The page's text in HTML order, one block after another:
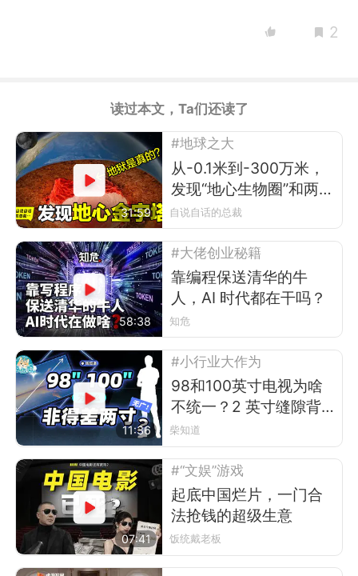
2
读过本文，Ta们还读了
31:59
#地球之大
从-0.1米到-300万米，
发现“地心生物圈”和两
座“地心金字塔”
自说自话的总裁
58:38
#大佬创业秘籍
靠编程保送清华的牛
人，AI 时代都在干吗？
知危
11:36
#小行业大作为
98和100英寸电视为啥
不统一？2 英寸缝隙背
后的行业故事
柴知道
07:41
#“文娱”游戏
起底中国烂片，一门合
法抢钱的超级生意
饭统戴老板